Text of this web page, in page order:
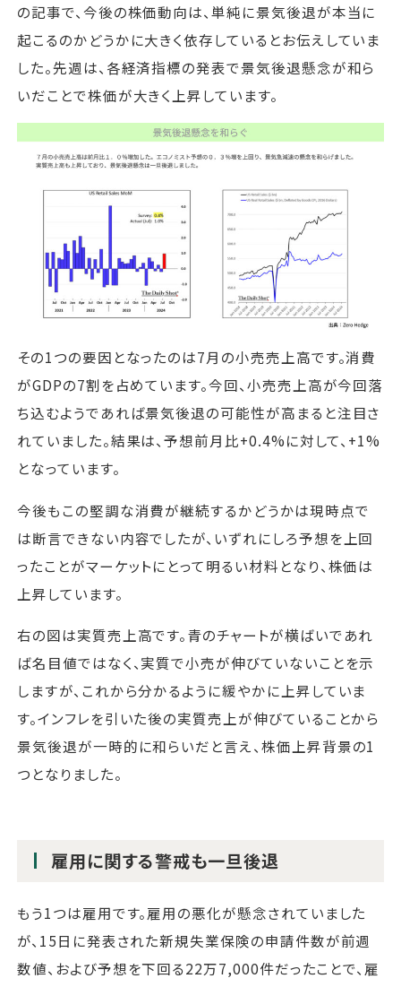
の記事で、今後の株価動向は、単純に景気後退が本当に
起こるのかどうかに大きく依存しているとお伝えしていま
した。先週は、各経済指標の発表で景気後退懸念が和ら
いだことで株価が大きく上昇しています。
その1つの要因となったのは7月の小売売上高です。消費
がGDPの7割を占めています。今回、小売売上高が今回落
ち込むようであれば景気後退の可能性が高まると注目さ
れていました。結果は、予想前月比+0.4%に対して、+1%
となっています。
今後もこの堅調な消費が継続するかどうかは現時点で
は断言できない内容でしたが、いずれにしろ予想を上回
ったことがマーケットにとって明るい材料となり、株価は
上昇しています。
右の図は実質売上高です。青のチャートが横ばいであれ
ば名目値ではなく、実質で小売が伸びていないことを示
しますが、これから分かるように緩やかに上昇していま
す。インフレを引いた後の実質売上が伸びていることから
景気後退が一時的に和らいだと言え、株価上昇背景の1
つとなりました。
雇用に関する警戒も一旦後退
もう1つは雇用です。雇用の悪化が懸念されていました
が、15日に発表された新規失業保険の申請件数が前週
数値、および予想を下回る22万7,000件だったことで、雇